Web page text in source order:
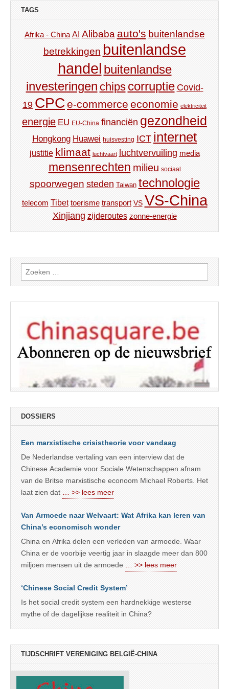
TAGS
Afrika - China AI Alibaba auto's buitenlandse
betrekkingen buitenlandse
handel buitenlandse
investeringen chips corruptie Covid-
19 CPC e-commerce economie elektriciteit
energie EU EU-China financiën gezondheid
Hongkong Huawei huisvesting ICT internet
justitie klimaat luchtvaart luchtvervuiling media
mensenrechten milieu sociaal
spoorwegen steden Taiwan technologie
telecom Tibet toerisme transport VS VS-China
Xinjiang zijderoutes zonne-energie
Zoeken
naar:
DOSSIERS
Een marxistische crisistheorie voor vandaag
De Nederlandse vertaling van een interview dat de
Chinese Academie voor Sociale Wetenschappen afnam
van de Britse marxistische econoom Michael Roberts. Het
laat zien dat … >> lees meer
Van Armoede naar Welvaart: Wat Afrika kan leren van
China’s economisch wonder
China en Afrika delen een verleden van armoede. Waar
China er de voorbije veertig jaar in slaagde meer dan 800
miljoen mensen uit de armoede … >> lees meer
‘Chinese Social Credit System’
Is het social credit system een hardnekkige westerse
mythe of de dagelijkse realiteit in China?
TIJDSCHRIFT VERENIGING BELGIË-CHINA